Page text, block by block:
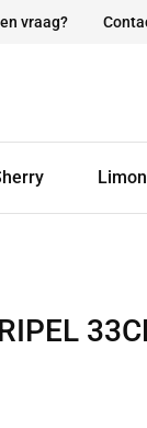
vraag?